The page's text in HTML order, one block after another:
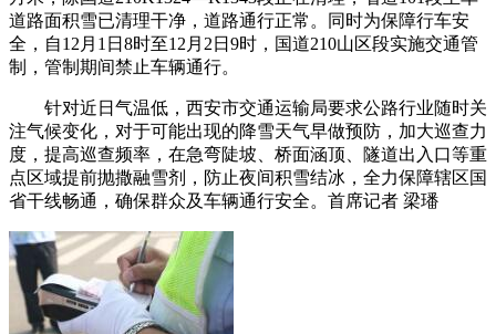
道路面积雪已清理干净，道路通行正常。同时为保障行车安
全，自12月1日8时至12月2日9时，国道210山区段实施交通管
制，管制期间禁止车辆通行。
针对近日气温低，西安市交通运输局要求公路行业随时关
注气候变化，对于可能出现的降雪天气早做预防，加大巡查力
度，提高巡查频率，在急弯陡坡、桥面涵顶、隧道出入口等重
点区域提前抛撒融雪剂，防止夜间积雪结冰，全力保障辖区国
省干线畅通，确保群众及车辆通行安全。首席记者 梁璠